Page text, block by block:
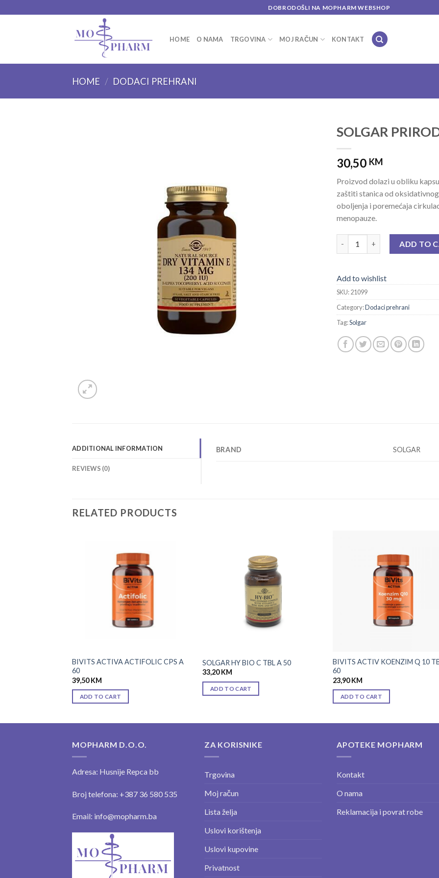
to
DOBRODOŠLI NA MOPHARM WEBSHOP
HOME O NAMA TRGOVINA MOJ RAČUN KONTAKT
HOME / DODACI PREHRANI
SOLGAR
30,50 KM
Proizvod dolazi u obliku
zaštiti stanica od
oboljenja i poremećaja
menopauze.
ADD TO
Add to wishlist
SKU:21099
Category:Dodaci prehrani
Tag:Solgar
ADDITIONAL INFORMATION
REVIEWS (0)
BRAND SOLGAR
RELATED PRODUCTS
BIVITS ACTIVA ACTIFOLIC CPS A
60
39,50KM
ADD TO CART
SOLGAR HY BIO C TBL A 50
33,20 KM
ADD TO CART
BIVITS ACTIV KOENZIM Q 10
60
23,90KM
ADD TO CART
MOPHARM D.O.O.
Adresa: Husnije Repca bb
Broj telefona: +387 36 580 535
Email: info@mopharm.ba
ZA KORISNIKE
Trgovina
Moj račun
Lista želja
Uslovi korištenja
Uslovi kupovine
Privatnost
APOTEKE MOPHARM
Kontakt
O nama
Reklamacija i povrat robe